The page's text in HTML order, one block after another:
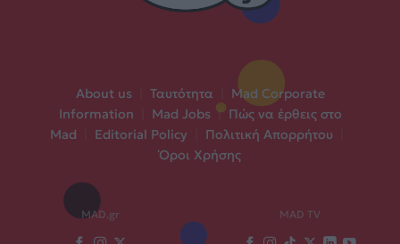
About us Ταυτότητα
Mad Corporate
Information
Mad Jobs | Πώς να έρθεις στο
Mad
Editorial Policy Πολιτική Απορρήτου
Όροι Χρήσης
MAD.gr MAD TV